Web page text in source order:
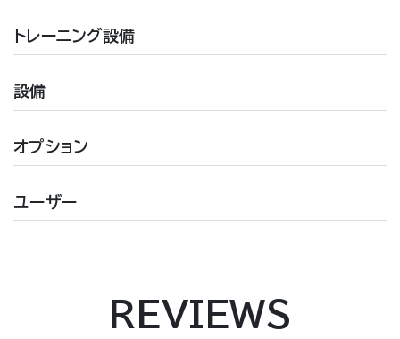
トレーニング設備
設備
オプション
ユーザー
REVIEWS